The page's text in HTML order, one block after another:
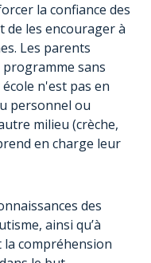
la confiance des
de les encourager à
Les parents
sans
n'est pas en
personnel ou
milieu (crèche,
en charge leur
des
ainsi qu’à
compréhension